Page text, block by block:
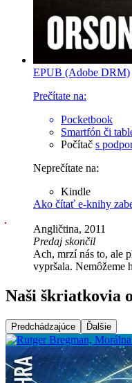
EPUB (Adobe DRM)
Prečítate na:
Pocketbook
Smartfón či
Počítač s
Neprečítate na:
Kindle
Ako čítať e-knihy
Angličtina, 2011
Predaj skončil
Ach, mrzí nás to, ale
vypršala. Nemôžeme
Naši škriatkovia
Predchádzajúce Ďalšie